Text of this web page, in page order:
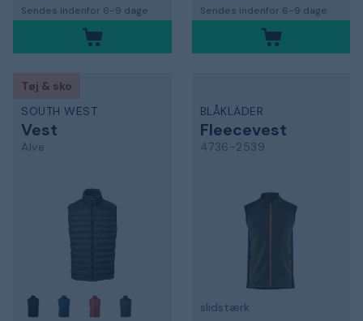
Sendes indenfor 6-9 dage Sendes indenfor 6-9 dage
Tøj & sko
SOUTH WEST
Vest
Alve
BLÅKLÄDER
Fleecevest
4736-2539
slidstærk